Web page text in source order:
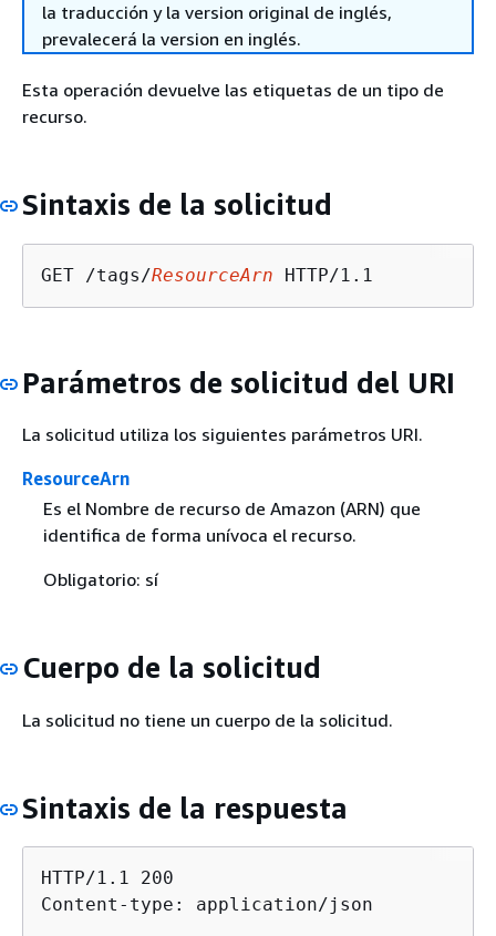
la traducción y la version original de inglés,
prevalecerá la version en inglés.
Esta operación devuelve las etiquetas de un tipo de
recurso.
Sintaxis de la solicitud
GET /tags/ResourceArn
Parámetros de solicitud del URI
La solicitud utiliza los siguientes parámetros URI.
ResourceArn
Es el Nombre de recurso de Amazon (ARN) que
identifica de forma unívoca el recurso.
Obligatorio: sí
Cuerpo de la solicitud
La solicitud no tiene un cuerpo de la solicitud.
Sintaxis de la respuesta
HTTP/1.1 200
Content-type: application/json